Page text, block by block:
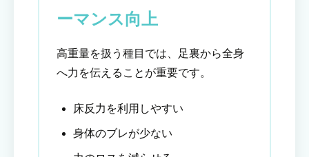
ーマンス向上
高重量を扱う種目では、足裏から全身
へ力を伝えることが重要です。
床反力を利用しやすい
身体のブレが少ない